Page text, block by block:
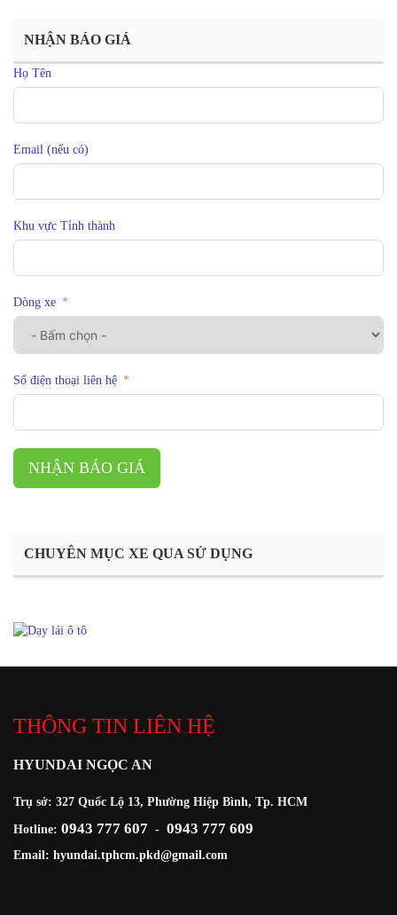
NHẬN BÁO GIÁ
Họ Tên
Email (nếu có)
Khu vực Tỉnh thành
Dòng xe
Số điện thoại liên hệ
NHẬN BÁO GIÁ
CHUYÊN MỤC XE QUA SỬ DỤNG
THÔNG TIN LIÊN HỆ
HYUNDAI NGỌC AN
Trụ sở: 327 Quốc Lộ 13, Phường Hiệp Bình, Tp. HCM
Hotline: 0943 777 607 - 0943 777 609
Email: hyundai.tphcm.pkd@gmail.com